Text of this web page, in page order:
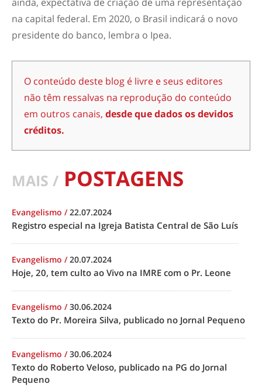
na capital federal. Em 2020, o Brasil indicará o novo
presidente do banco, lembra o Ipea.
O conteúdo deste blog é livre e seus editores
não têm ressalvas na reprodução do conteúdo
em outros canais, desde que dados os devidos
créditos.
MAIS / POSTAGENS
Evangelismo /22.07.2024
Registro especial na Igreja Batista Central de São Luís
Evangelismo /20.07.2024
Hoje, 20, tem culto ao Vivo na IMRE com o Pr. Leone
Evangelismo /30.06.2024
Texto do Pr. Moreira Silva, publicado no Jornal Pequeno
Evangelismo /30.06.2024
Texto do Roberto Veloso, publicado na PG do Jornal
Pequeno